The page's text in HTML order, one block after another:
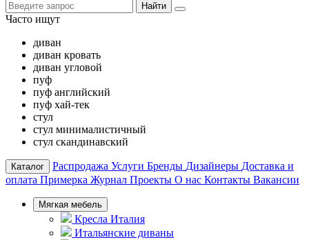
Найти
Часто ищут
диван
диван кровать
диван угловой
пуф
пуф английский
пуф хай-тек
стул
стул минималистичный
стул скандинавский
Каталог Распродажа Услуги Бренды Дизайнеры Доставка и
оплата Примерка Журнал Проекты О нас Контакты Вакансии
Мягкая мебель
Кресла Италия
Итальянские диваны